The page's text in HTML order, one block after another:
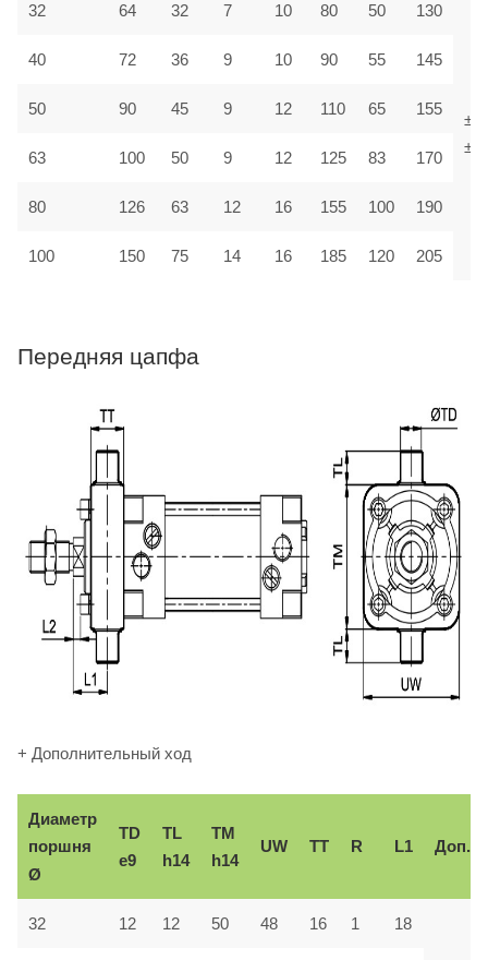
32 64 32 7 10 80 50 130
40 72 36 9 10 90 55 145
50 90 45 9 12 110 65 155
63 100 50 9 12 125 83 170
80 126 63 12 16 155 100 190
100 150 75 14 16 185 120 205
Передняя цапфа
+ Дополнительный ход
Диаметр
поршня
Ø
TD
e9
TL
h14
TM
h14
UW TT R L1 Доп.
32 12 12 50 48 16 1 18